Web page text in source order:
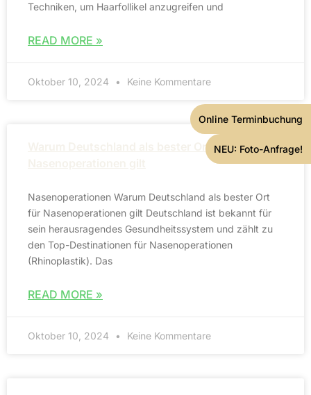
Techniken, um Haarfollikel anzugreifen und
READ MORE »
Oktober 10, 2024 Keine Kommentare
Warum Deutschland als bester Ort für
Nasenoperationen Warum Deutschland als bester Ort
für Nasenoperationen gilt Deutschland ist bekannt für
sein herausragendes Gesundheitssystem und zählt zu
den Top-Destinationen für Nasenoperationen
(Rhinoplastik). Das
READ MORE »
Oktober 10, 2024 Keine Kommentare
Online Terminbuchung
NEU: Foto-Anfrage!